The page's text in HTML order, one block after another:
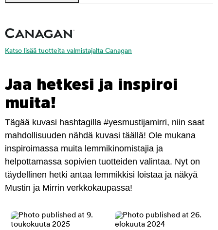
Katso lisää tuotteita valmistajalta Canagan
Jaa hetkesi ja inspiroi
muita!
Tägää kuvasi hashtagilla #yesmustijamirri, niin saat
mahdollisuuden nähdä kuvasi täällä! Ole mukana
inspiroimassa muita lemmikinomistajia ja
helpottamassa sopivien tuotteiden valintaa. Nyt on
täydellinen hetki antaa lemmikkisi loistaa ja näkyä
Mustin ja Mirrin verkkokaupassa!